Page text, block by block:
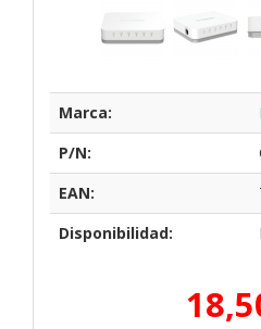
Marca:
P/N:
EAN:
Disponibilidad: